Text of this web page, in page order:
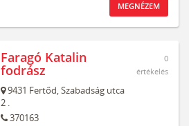
MEGNÉZEM
Faragó Katalin
fodrász
9431 Fertőd,Szabadság utca
2 .
370163
0
értékelés